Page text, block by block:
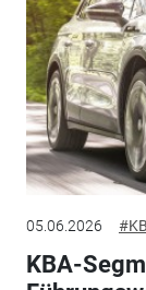
05.06.2026
KBA-